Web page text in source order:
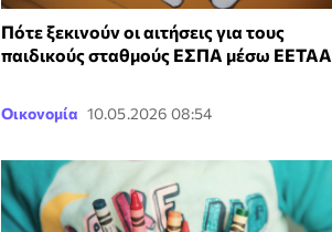
Πότε ξεκινούν οι αιτήσεις για τους
παιδικούς σταθμούς ΕΣΠΑ μέσω ΕΕΤΑΑ
Οικονομία 10.05.2026 08:54